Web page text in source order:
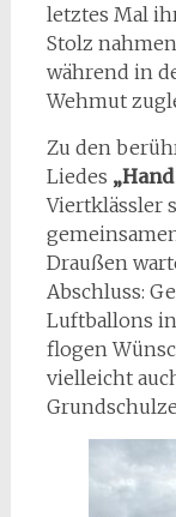
letztes Mal
Stolz
während in
Wehmut
Zu den
Liedes
Viertklässler
Draußen
Abschluss:
Luftballons
flogen
vielleicht